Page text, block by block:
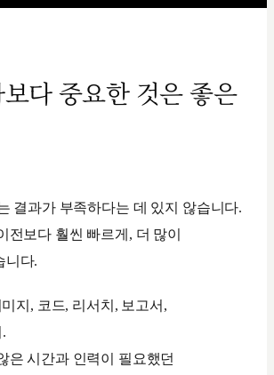
다 중요한 것은 좋은
결과가 부족하다는 데 있지 않습니다.
전보다 훨씬 빠르게, 더 많이
니다.
지, 코드, 리서치, 보고서,
은 시간과 인력이 필요했던